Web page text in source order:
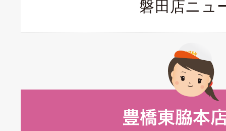
磐田店ニュ